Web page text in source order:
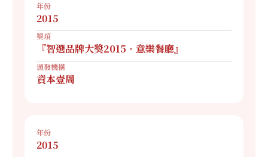
年份
2015
獎項
『智選品牌大獎2015‧意樂餐廳』
頒發機構
資本壹周
年份
2015